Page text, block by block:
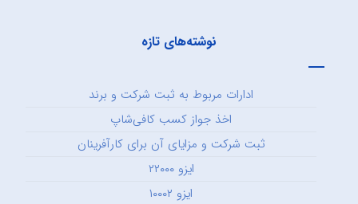
نوشته‌های تازه
ادارات مربوط به ثبت شرکت و برند
اخذ جواز کسب کافی‌شاپ
ثبت شرکت و مزایای آن برای کارآفرینان
ایزو ۲۲۰۰۰
ایزو ۱۰۰۰۲